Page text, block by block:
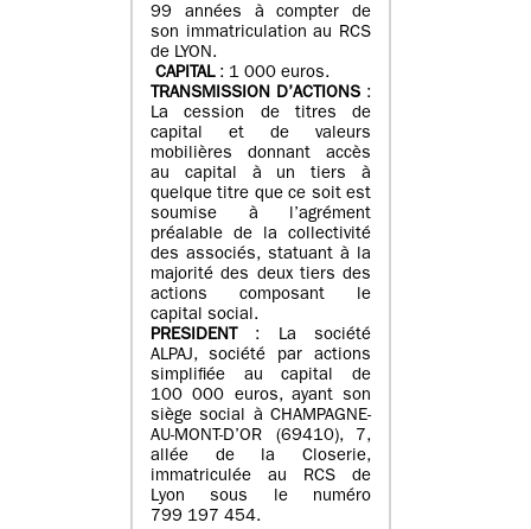
99 années à compter de
son immatriculation au RCS
de LYON.
CAPITAL: 1 000 euros.
TRANSMISSION D’ACTIONS :
La cession de titres de
capital et de valeurs
mobilières donnant accès
au capital à un tiers à
quelque titre que ce soit est
soumise à l’agrément
préalable de la collectivité
des associés, statuant à la
majorité des deux tiers des
actions composant le
capital social.
PRESIDENT
: La société
ALPAJ, société par actions
simplifiée au capital de
100 000 euros, ayant son
siège social à CHAMPAGNE-
AU-MONT-D’OR (69410), 7,
allée de la Closerie,
immatriculée au RCS de
Lyon sous le numéro
799 197 454.